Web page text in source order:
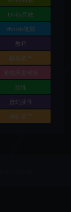
Unity音效
zbrush笔刷
教程
模型资产
游戏开发模板
纹理
虚幻插件
虚幻资产